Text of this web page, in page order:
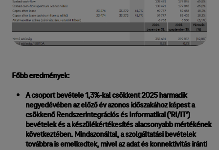
Főbb eredmények:
A csoport bevétele 1,3%-kal csökkent 2025 harmadik
negyedévében az előző év azonos időszakához képest a
csökkenő Rendszerintegrációs és Informatikai (’RI/IT’)
bevételek és a készülékértékesítés alacsonyabb mértékének
következtében. Mindazonáltal, a szolgáltatási bevételek
továbbra is emelkedtek, mivel az adat és konnektivitás iránti